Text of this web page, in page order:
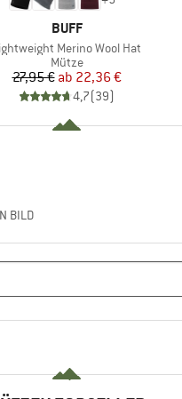
MARKE
BUFF
Merino Wool Hat
Produktgruppe
Mütze
Preis
27,95 € reduzierter Preis
ab 22,36 €
4,7(39)
BILD